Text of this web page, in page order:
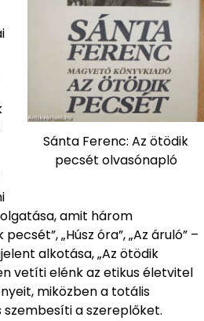
Sánta Ferenc: Az ötödik
pecsét olvasónapló
amit három
„Húsz óra”, „Az áruló” –
alkotása, „Az ötödik
vetíti elénk az etikus életvitel
miközben a totális
a szereplőket.